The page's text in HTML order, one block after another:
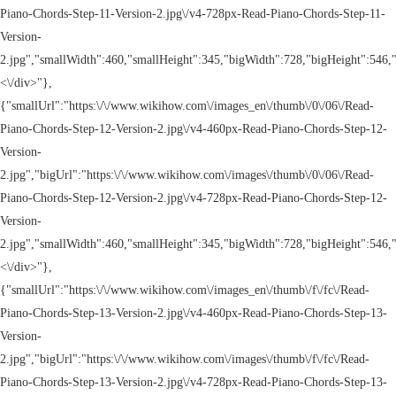
Piano-Chords-Step-11-Version-2.jpg\/v4-728px-Read-Piano-Chords-Step-11-
Version-
<\/div>"},
{"smallUrl":"https:\/\/www.wikihow.com\/images_en\/thumb\/0\/06\/Read-
Piano-Chords-Step-12-Version-2.jpg\/v4-460px-Read-Piano-Chords-Step-12-
Version-
2.jpg","bigUrl":"https:\/\/www.wikihow.com\/images\/thumb\/0\/06\/Read-
Piano-Chords-Step-12-Version-2.jpg\/v4-728px-Read-Piano-Chords-Step-12-
Version-
<\/div>"},
{"smallUrl":"https:\/\/www.wikihow.com\/images_en\/thumb\/f\/fc\/Read-
Piano-Chords-Step-13-Version-2.jpg\/v4-460px-Read-Piano-Chords-Step-13-
Version-
2.jpg","bigUrl":"https:\/\/www.wikihow.com\/images\/thumb\/f\/fc\/Read-
Piano-Chords-Step-13-Version-2.jpg\/v4-728px-Read-Piano-Chords-Step-13-